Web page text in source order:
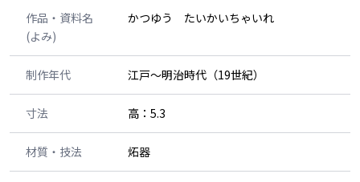
作品・資料名
(よみ)
かつゆう たいかいちゃいれ
制作年代 江戸～明治時代（19世紀）
寸法 高：5.3
材質・技法 炻器